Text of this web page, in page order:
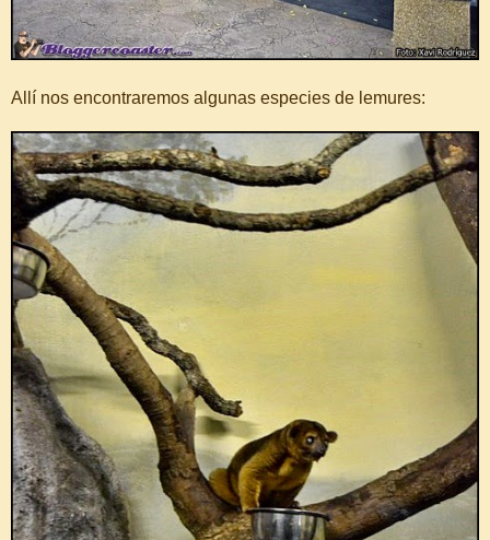
Allí nos encontraremos algunas especies de lemures: